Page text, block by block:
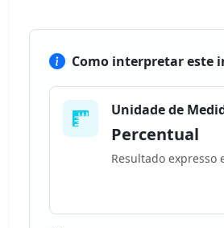
Como interpretar este
Unidade de
Percentual
Resultado expresso